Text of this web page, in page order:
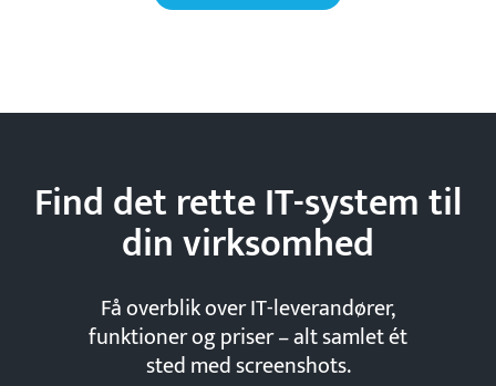
Find det rette IT-system til
dinvirksomhed
Få overblik over IT-leverandører,
funktioner og priser – alt samlet ét
sted med screenshots.